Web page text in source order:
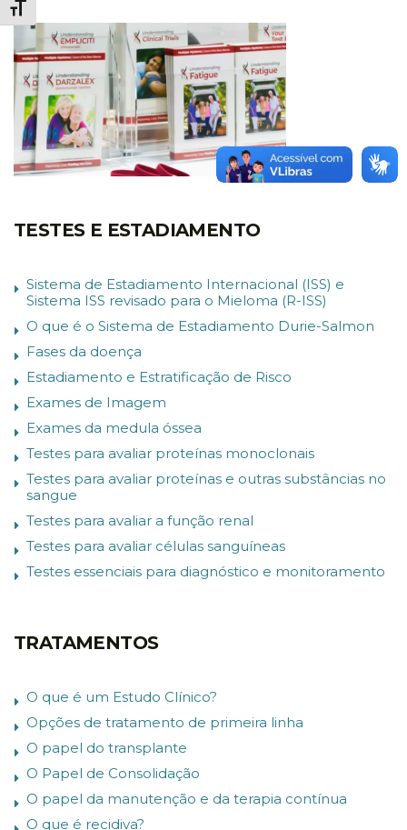
Alternar tamanho da fonte
TESTES E ESTADIAMENTO
Sistema de Estadiamento Internacional (ISS) e
Sistema ISS revisado para o Mieloma (R-ISS)
O que é o Sistema de Estadiamento Durie-Salmon
Fases da doença
Estadiamento e Estratificação de Risco
Exames de Imagem
Exames da medula óssea
Testes para avaliar proteínas monoclonais
Testes para avaliar proteínas e outras substâncias no
sangue
Testes para avaliar a função renal
Testes para avaliar células sanguíneas
Testes essenciais para diagnóstico e monitoramento
TRATAMENTOS
O que é um Estudo Clínico?
Opções de tratamento de primeira linha
O papel do transplante
O Papel de Consolidação
O papel da manutenção e da terapia contínua
O que é recidiva?